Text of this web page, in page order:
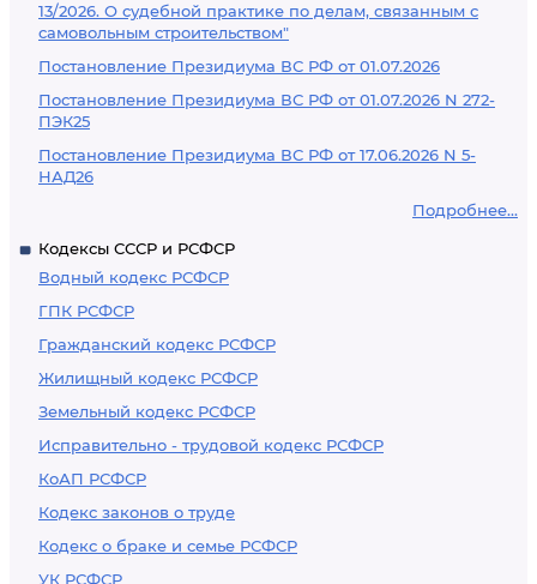
13/2026. О судебной практике по делам, связанным с
самовольным строительством"
Постановление Президиума ВС РФ от 01.07.2026
Постановление Президиума ВС РФ от 01.07.2026 N 272-
ПЭК25
Постановление Президиума ВС РФ от 17.06.2026 N 5-
НАД26
Подробнее...
Кодексы СССР и РСФСР
Водный кодекс РСФСР
ГПК РСФСР
Гражданский кодекс РСФСР
Жилищный кодекс РСФСР
Земельный кодекс РСФСР
Исправительно - трудовой кодекс РСФСР
КоАП РСФСР
Кодекс законов о труде
Кодекс о браке и семье РСФСР
УК РСФСР